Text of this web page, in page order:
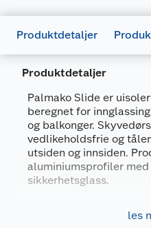
Produktdetaljer
Produktdetaljer
Palmako Slide er
beregnet for
og balkonger.
vedlikeholdsfrie og
utsiden og innsiden.
aluminiumsprofiler
sikkerhetsglass.
les
Generelt
Artikkelnummer
Leverandørens
Størrelse